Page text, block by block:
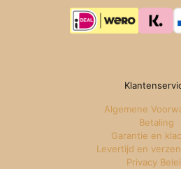
Algemene
Betaling
Garantie en
Levertijd en
Privacy